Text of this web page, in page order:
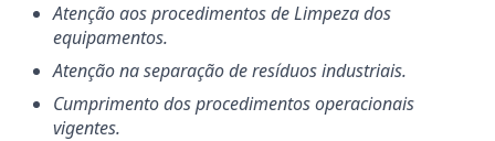
Atenção aos procedimentos de Limpeza dos
equipamentos.
Atenção na separação de resíduos industriais.
Cumprimento dos procedimentos operacionais
vigentes.